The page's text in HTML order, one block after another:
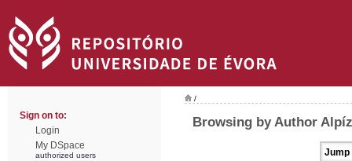
Sign on to:
Login
My DSpace
authorized users
/
Browsing by Author
Jump